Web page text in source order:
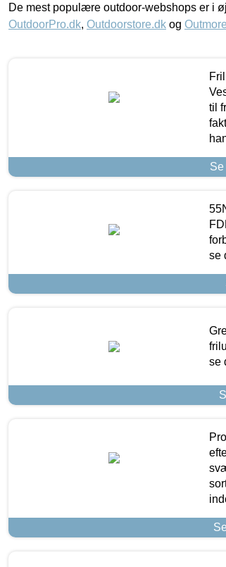
De mest populære outdoor-webshops er i
OutdoorPro.dk, Outdoorstore.dk og
til
se
se